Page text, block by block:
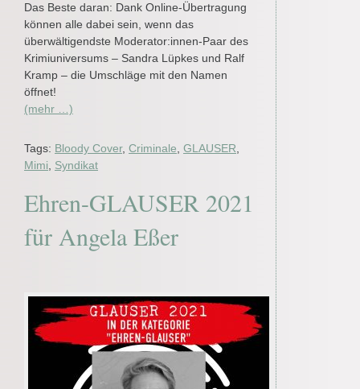
Das Beste daran: Dank Online-Übertragung
können alle dabei sein, wenn das
überwältigendste Moderator:innen-Paar des
Krimiuniversums – Sandra Lüpkes und Ralf
Kramp – die Umschläge mit den Namen
öffnet!
(mehr …)
Tags: Bloody Cover, Criminale, GLAUSER,
Mimi, Syndikat
Ehren-GLAUSER 2021
für Angela Eßer